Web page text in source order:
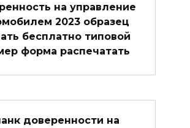
на управление
2023 образец
бесплатно типовой
форма распечатать
доверенности на